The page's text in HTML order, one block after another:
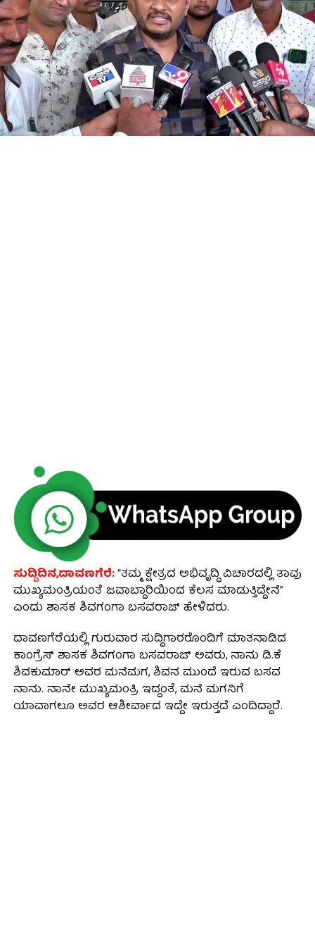
ಸುದ್ದಿದಿನ,ದಾವಣಗೆರೆ:“ತಮ್ಮ ಕ್ಷೇತ್ರದ ಅಭಿವೃದ್ಧಿ ವಿಚಾರದಲ್ಲಿ ತಾವು
ಮುಖ್ಯಮಂತ್ರಿಯಂತೆ ಜವಾಬ್ದಾರಿಯಿಂದ ಕೆಲಸ ಮಾಡುತ್ತಿದ್ದೇನೆ”
ಎಂದು ಶಾಸಕ ಶಿವಗಂಗಾ ಬಸವರಾಜ್ ಹೇಳಿದರು.
ದಾವಣಗೆರೆಯಲ್ಲಿ ಗುರುವಾರ ಸುದ್ದಿಗಾರರೊಂದಿಗೆ ಮಾತನಾಡಿದ
ಕಾಂಗ್ರೆಸ್ ಶಾಸಕ ಶಿವಗಂಗಾ ಬಸವರಾಜ್ ಅವರು, ನಾನು ಡಿ.ಕೆ
ಶಿವಕುಮಾರ್‌ ಅವರ ಮನೆಮಗ, ಶಿವನ ಮುಂದೆ ಇರುವ ಬಸವ
ನಾನು. ನಾನೇ ಮುಖ್ಯಮಂತ್ರಿ ಇದ್ದಂತೆ, ಮನೆ ಮಗನಿಗೆ
ಯಾವಾಗಲೂ ಅವರ ಆಶೀರ್ವಾದ ಇದ್ದೇ ಇರುತ್ತದೆ ಎಂದಿದ್ದಾರೆ.